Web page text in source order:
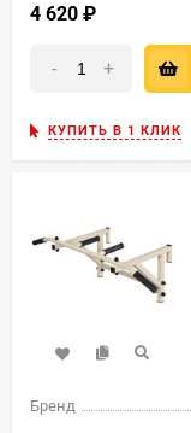
4 620
- +
КУПИТЬ В 1 КЛИК
Бренд